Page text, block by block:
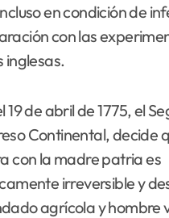
en condición de
con las
inglesas.
19 de abril de 1775, el
Continental, decide
con la madre patria es
irreversible y
agrícola y hombre